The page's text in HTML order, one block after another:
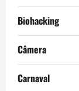
Biohacking
Câmera
Carnaval